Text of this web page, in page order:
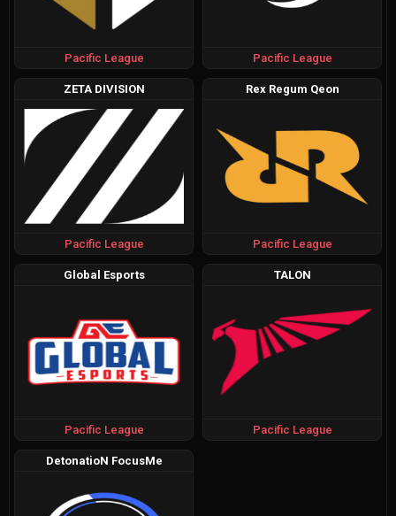
Pacific League Pacific League
ZETA DIVISION
Pacific League
Rex Regum Qeon
Pacific League
Global Esports
Pacific League
TALON
Pacific League
DetonatioN FocusMe